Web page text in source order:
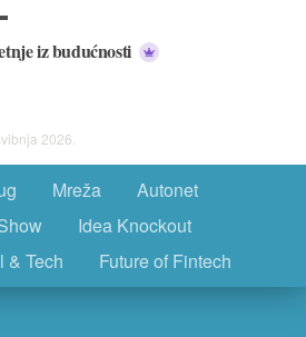
iz budućnosti
2026.
Mreža
Autonet
Idea Knockout
& Tech
Future of Fintech